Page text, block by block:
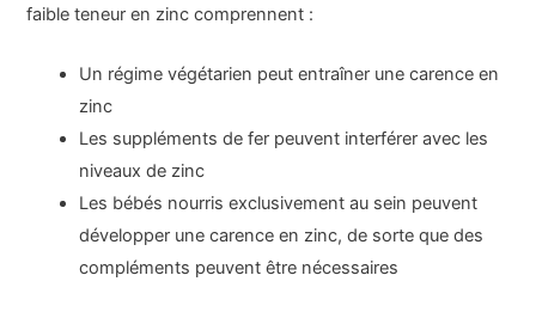
faible teneur en zinc comprennent :
Un régime végétarien peut entraîner une carence en
zinc
Les suppléments de fer peuvent interférer avec les
niveaux de zinc
Les bébés nourris exclusivement au sein peuvent
développer une carence en zinc, de sorte que des
compléments peuvent être nécessaires